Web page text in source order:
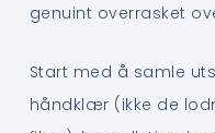
genuint overrasket
Start med å samle
håndklær (ikke de